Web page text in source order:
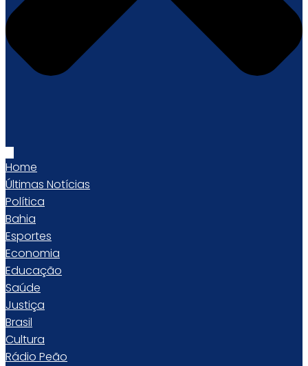
Home
Últimas Notícias
Política
Bahia
Esportes
Economia
Educação
Saúde
Justiça
Brasil
Cultura
Rádio Peão